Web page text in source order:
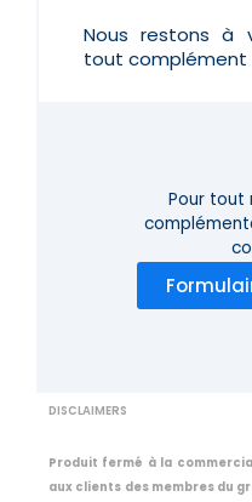
Nous restons à
tout complément
Pour tout
DISCLAIMERS
Produit fermé à la
aux clients des membres du